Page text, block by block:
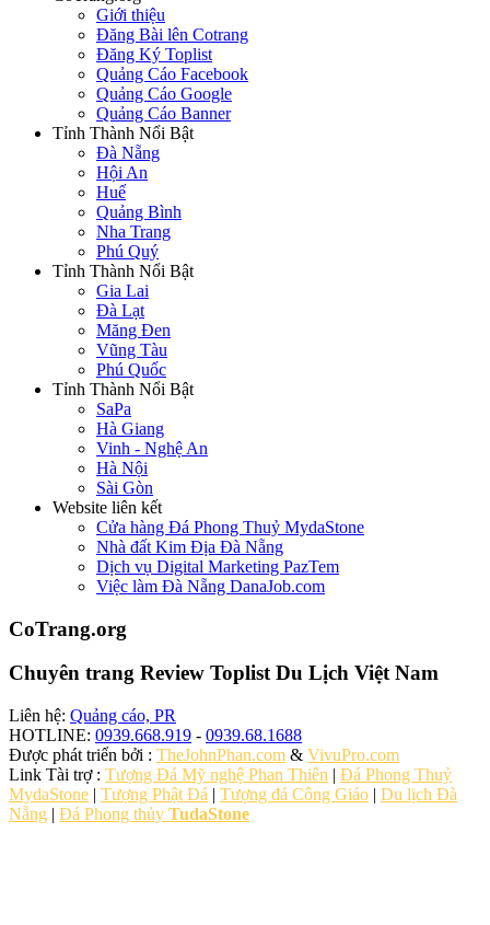
Giới thiệu
Đăng Bài lên Cotrang
Đăng Ký Toplist
Quảng Cáo Facebook
Quảng Cáo Google
Quảng Cáo Banner
Tỉnh Thành Nổi Bật
Đà Nẵng
Hội An
Huế
Quảng Bình
Nha Trang
Phú Quý
Tỉnh Thành Nổi Bật
Gia Lai
Đà Lạt
Măng Đen
Vũng Tàu
Phú Quốc
Tỉnh Thành Nổi Bật
SaPa
Hà Giang
Vinh - Nghệ An
Hà Nội
Sài Gòn
Website liên kết
Cửa hàng Đá Phong Thuỷ MydaStone
Nhà đất Kim Địa Đà Nẵng
Dịch vụ Digital Marketing PazTem
Việc làm Đà Nẵng DanaJob.com
CoTrang.org
Chuyên trang Review Toplist Du Lịch Việt Nam
Liên hệ: Quảng cáo, PR
HOTLINE: 0939.668.919 - 0939.68.1688
Được phát triển bởi : TheJohnPhan.com & VivuPro.com
Link Tài trợ : Tượng Đá Mỹ nghệ Phan Thiên | Đá Phong Thuỷ
MydaStone | Tượng Phật Đá | Tượng đá Công Giáo | Du lịch Đà
Nẵng | Đá Phong thủy TudaStone